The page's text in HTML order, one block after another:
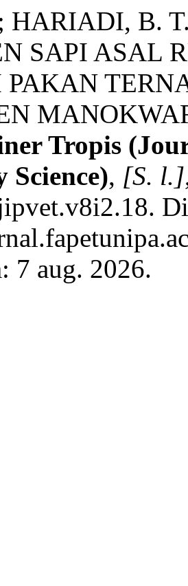
HARIADI, B.
SAPI ASAL
PAKAN
Tropis
Science), [S. l.]
7 aug. 2026.